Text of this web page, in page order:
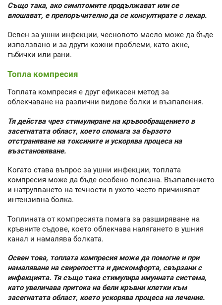
Също така, ако симптомите продължават или се
влошават, е препоръчително да се консултирате с лекар.
Освен за ушни инфекции, чесновото масло може да бъде
използвано и за други кожни проблеми, като акне,
гъбички или рани.
Топла компресия
Топлата компресия е друг ефикасен метод за
облекчаване на различни видове болки и възпаления.
Тя действа чрез стимулиране на кръвообращението в
засегнатата област, което спомага за бързото
отстраняване на токсините и ускорява процеса на
възстановяване.
Когато става въпрос за ушни инфекции, топлата
компресия може да бъде особено полезна. Възпалението
и натрупването на течности в ухото често причиняват
интензивна болка.
Топлината от компресията помага за разширяване на
кръвните съдове, което облекчава налягането в ушния
канал и намалява болката.
Освен това, топлата компресия може да помогне и при
намаляване на свирепостта и дискомфорта, свързани с
инфекцията. Тя също така стимулира имунната система,
като увеличава притока на бели кръвни клетки към
засегнатата област, което ускорява процеса на лечение.